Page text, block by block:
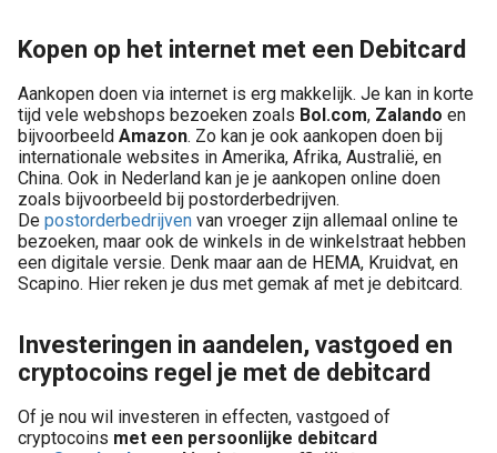
Kopen op het internet met een Debitcard
Aankopen doen via internet is erg makkelijk. Je kan in korte
tijd vele webshops bezoeken zoals Bol.com, Zalando en
bijvoorbeeld Amazon. Zo kan je ook aankopen doen bij
internationale websites in Amerika, Afrika, Australië, en
China. Ook in Nederland kan je je aankopen online doen
zoals bijvoorbeeld bij postorderbedrijven.
De postorderbedrijven van vroeger zijn allemaal online te
bezoeken, maar ook de winkels in de winkelstraat hebben
een digitale versie. Denk maar aan de HEMA, Kruidvat, en
Scapino. Hier reken je dus met gemak af met je debitcard.
Investeringen in aandelen, vastgoed en
cryptocoins regel je met de debitcard
Of je nou wil investeren in effecten, vastgoed of
cryptocoins met een persoonlijke debitcard